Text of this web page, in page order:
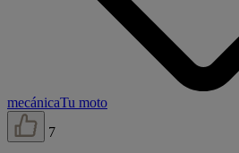
mecánicaTu moto
7